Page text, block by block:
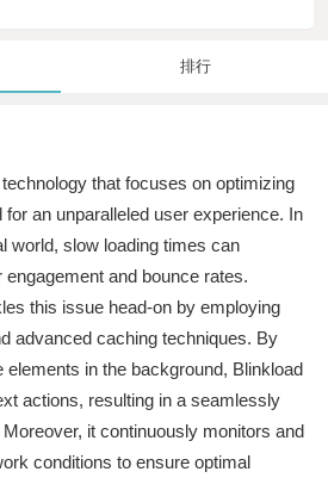
排行
that focuses on optimizing
an unparalleled user experience. In
world, slow loading times can
and bounce rates.
this issue head-on by employing
advanced caching techniques. By
elements in the background, Blinkload
actions, resulting in a seamlessly
it continuously monitors and
conditions to ensure optimal